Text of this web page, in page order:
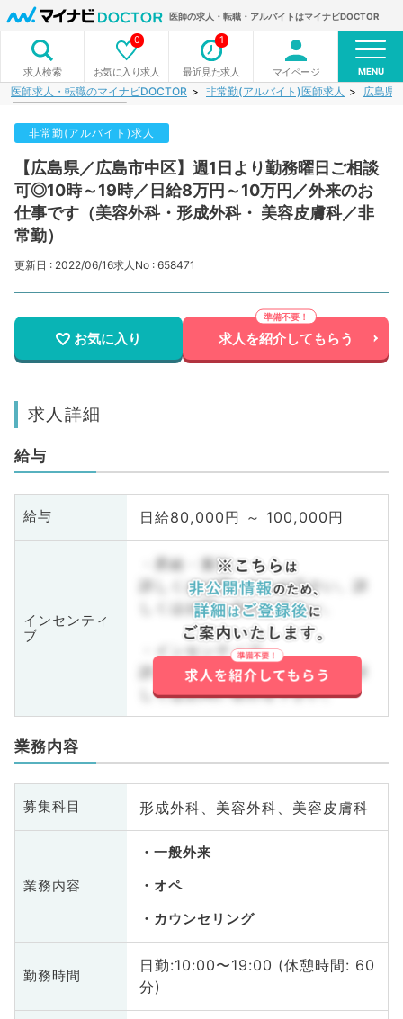
医師の求人・転職・アルバイトはマイナビDOCTOR
求人検索 お気に入り求人
0
最近見た求人
1
マイページ MENU
医師求人・転職のマイナビDOCTOR 非常勤(アルバイト)医師求人 広島県
非常勤(アルバイト)求人
【広島県／広島市中区】週1日より勤務曜日ご相談
可◎10時～19時／日給8万円～10万円／外来のお
仕事です（美容外科・形成外科・ 美容皮膚科／非
常勤）
更新日 : 2022/06/16求人No : 658471
お気に入り 求人を紹介してもらう
求人詳細
給与
給与 日給80,000円 ～ 100,000円
インセンティ
ブ
・昇給・賞与
詳しくはお問い合わせ下さい。詳
しくはお問い合わせ下さい。
・インセンティブ
詳しくはお問い合わせ下さい。詳
しくはお問い合わせ下さい。
業務内容
募集科目 形成外科、美容外科、美容皮膚科
業務内容
一般外来
オペ
カウンセリング
勤務時間
日勤:10:00〜19:00 (休憩時間: 60
分)